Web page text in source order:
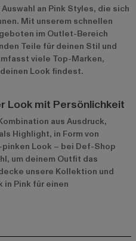
an Pink Styles, die sich
Mit unserem schnellen
im Outlet-Bereich
Teile für deinen Stil und
viele Top-Marken,
Look findest.
Look mit Persönlichkeit
aus Ausdruck,
Highlight, in Form von
Look – bei Def-Shop
um deinem Outfit das
unsere Kollektion und
Pink für einen